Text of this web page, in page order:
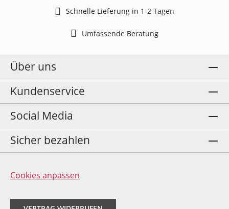
Schnelle Lieferung in 1-2 Tagen
Umfassende Beratung
Über uns
Kundenservice
Social Media
Sicher bezahlen
Cookies anpassen